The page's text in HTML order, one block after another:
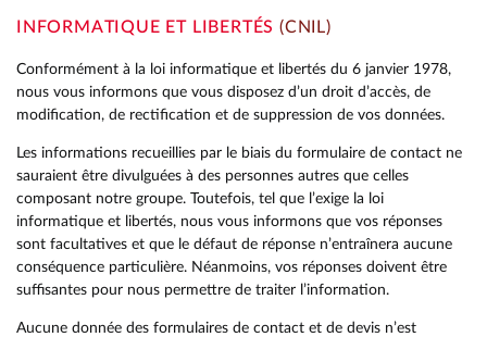
INFORMATIQUE ET LIBERTÉS (CNIL)
Conformément à la loi informatique et libertés du 6 janvier 1978,
nous vous informons que vous disposez d’un droit d’accès, de
modification, de rectification et de suppression de vos données.
Les informations recueillies par le biais du formulaire de contact ne
sauraient être divulguées à des personnes autres que celles
composant notre groupe. Toutefois, tel que l’exige la loi
informatique et libertés, nous vous informons que vos réponses
sont facultatives et que le défaut de réponse n’entraînera aucune
conséquence particulière. Néanmoins, vos réponses doivent être
suffisantes pour nous permettre de traiter l’information.
Aucune donnée des formulaires de contact et de devis n’est